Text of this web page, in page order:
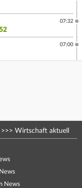
07:32
07:00
>>> Wirtschaft aktuell
News